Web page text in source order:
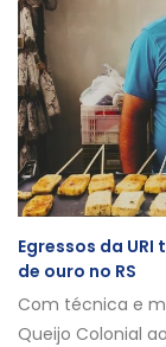
Egressos da
de ouro no RS
Com técnica e
Queijo Colonial